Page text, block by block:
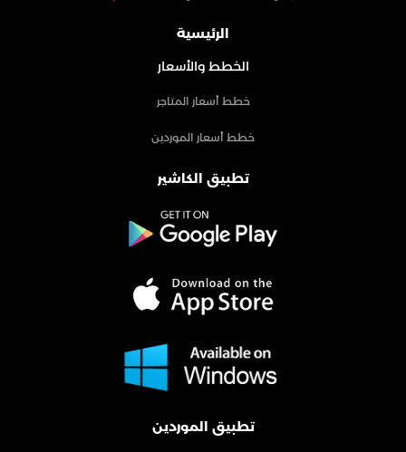
الرئيسية
الخطط والأسعار
خطط أسعار المتاجر
خطط أسعار الموردين
تطبيق الكاشير
تطبيق الموردين